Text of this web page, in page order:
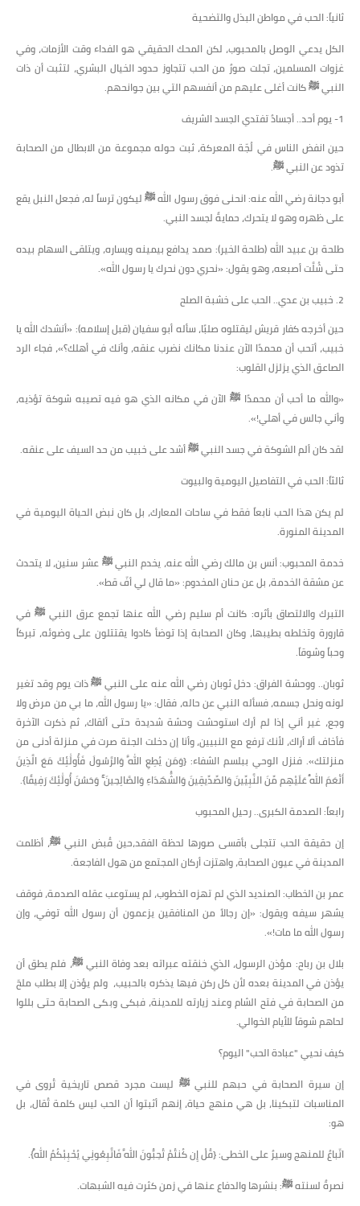
​ثانياً: الحب في مواطن البذل والتضحية
​الكل يدعي الوصل بالمحبوب، لكن المحك الحقيقي هو الفداء وقت الأزمات، وفي
غزوات المسلمين، تجلت صورٌ من الحب تتجاوز حدود الخيال البشري، لتثبت أن ذات
النبي ﷺ كانت أغلى عليهم من أنفسهم التي بين جوانحهم.
​1- يوم أحد.. أجسادٌ تفتدي الجسد الشريف
​حين انفض الناس في لُجّة المعركة، ثبت حوله مجموعة من الابطال من الصحابة
تذود عن النبي ﷺ.
​أبو دجانة رضي الله عنه: انحنى فوق رسول الله ﷺ ليكون ترساً له، فجعل النبل يقع
على ظهره وهو لا يتحرك، حمايةً لجسد النبي.
​طلحة بن عبيد الله (طلحة الخير): صمد يدافع بيمينه ويساره، ويتلقى السهام بيده
حتى شُلَّت أصبعه، وهو يقول: «نحري دون نحرك يا رسول الله».
​2. خبيب بن عدي.. الحب على خشبة الصلح
​حين أخرجه كفار قريش ليقتلوه صلبًا، سأله أبو سفيان (قبل إسلامه): «أنشدك الله يا
خبيب، أتحب أن محمدًا الآن عندنا مكانك نضرب عنقه، وأنك في أهلك؟»، فجاء الرد
الصاعق الذي يزلزل القلوب:
​«والله ما أحب أن محمدًا ﷺ الآن في مكانه الذي هو فيه تصيبه شوكة تؤذيه،
وأني جالس في أهلي!».
​لقد كان ألم الشوكة في جسد النبي ﷺ أشد على خبيب من حد السيف على عنقه.
​ثالثاً: الحب في التفاصيل اليومية والبيوت
​لم يكن هذا الحب نابعاً فقط في ساحات المعارك، بل كان نبض الحياة اليومية في
المدينة المنورة.
​خدمة المحبوب: أنس بن مالك رضي الله عنه، يخدم النبي ﷺ عشر سنين، لا يتحدث
عن مشقة الخدمة، بل عن حنان المخدوم: «ما قال لي أفّ قط».
​التبرك والالتصاق بأثره: كانت أم سليم رضي الله عنها تجمع عرق النبي ﷺ في
قارورة وتخلطه بطيبها، وكان الصحابة إذا توضأ كادوا يقتتلون على وضوئه، تبركاً
وحباً وشوقاً.
​ثوبان.. ووحشة الفراق: دخل ثوبان رضي الله عنه على النبي ﷺ ذات يوم وقد تغير
لونه ونحل جسمه، فسأله النبي عن حاله، فقال: «يا رسول الله، ما بي من مرض ولا
وجع، غير أني إذا لم أرك استوحشت وحشة شديدة حتى ألقاك، ثم ذكرت الآخرة
فأخاف ألا أراك، لأنك ترفع مع النبيين، وأنا إن دخلت الجنة صرت في منزلة أدنى من
منزلتك». فنزل الوحي ببلسم الشفاء: {وَمَن يُطِعِ اللَّهَ وَالرَّسُولَ فَأُولَٰئِكَ مَعَ الَّذِينَ
أَنْعَمَ اللَّهُ عَلَيْهِم مِّنَ النَّبِيِّينَ وَالصِّدِّيقِينَ وَالشُّهَدَاءِ وَالصَّالِحِينَ ۚ وَحَسُنَ أُولَٰئِكَ رَفِيقًا}.
​رابعاً: الصدمة الكبرى.. رحيل المحبوب
​إن حقيقة الحب تتجلى بأقسى صورها لحظة الفقد،حين قُبض النبي ﷺ، أظلمت
المدينة في عيون الصحابة، واهتزت أركان المجتمع من هول الفاجعة.
​عمر بن الخطاب: الصنديد الذي لم تهزه الخطوب، لم يستوعب عقله الصدمة، فوقف
يشهر سيفه ويقول: «إن رجالاً من المنافقين يزعمون أن رسول الله توفي، وإن
رسول الله ما مات!».
​بلال بن رباح: مؤذن الرسول، الذي خنقته عبراته بعد وفاة النبي ﷺ، فلم يطق أن
يؤذن في المدينة بعده لأن كل ركن فيها يذكره بالحبيب، ولم يؤذن إلا بطلب ملحّ
من الصحابة في فتح الشام وعند زيارته للمدينة، فبكى وبكى الصحابة حتى بللوا
لحاهم شوقاً للأيام الخوالي.
​كيف نحيي "عبادة الحب" اليوم؟
​إن سيرة الصحابة في حبهم للنبي ﷺ ليست مجرد قصص تاريخية تُروى في
المناسبات لتبكينا، بل هي منهج حياة، إنهم أثبتوا أن الحب ليس كلمة تُقال، بل
هو:
​اتّباعٌ للمنهج وسيرٌ على الخطى: {قُلْ إِن كُنتُمْ تُحِبُّونَ اللَّهَ فَاتَّبِعُونِي يُحْبِبْكُمُ اللَّهُ}.
​نصرةٌ لسنته ﷺ: بنشرها والدفاع عنها في زمن كثرت فيه الشبهات.